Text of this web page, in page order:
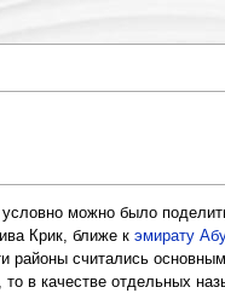
можно было
Крик, ближе к эмирату
считались
в качестве отдельных